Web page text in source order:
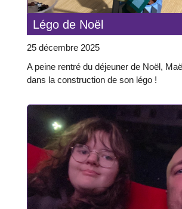
Légo de Noël
25 décembre 2025
A peine rentré du déjeuner de Noël,
dans la construction de son légo !